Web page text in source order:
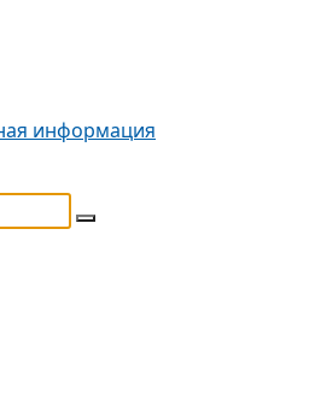
информация